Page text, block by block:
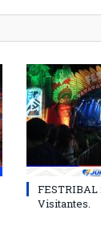
FESTRIBAL
Visitantes.